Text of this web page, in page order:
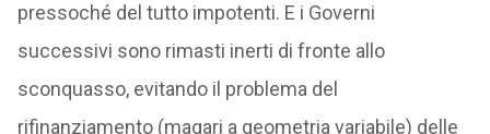
pressoché del tutto impotenti. E i Governi
successivi sono rimasti inerti di fronte allo
sconquasso, evitando il problema del
rifinanziamento (magari a geometria variabile) delle